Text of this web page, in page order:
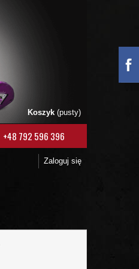
Koszyk (pusty)
+48 792 596 396
Zaloguj się